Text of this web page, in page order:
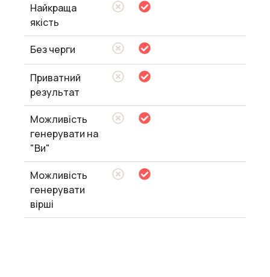
Найкраща
якість
Без черги
Приватний
результат
Можливість
генерувати на
"Ви"
Можливість
генерувати
вірші